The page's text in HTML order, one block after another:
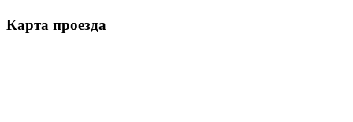
Карта проезда